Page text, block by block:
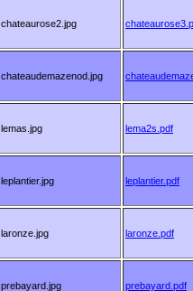
chateaurose2.jpg
chateaudemazenod.jpg
lemas.jpg lema2s.pdf
leplantier.jpg leplantier.pdf
laronze.jpg laronze.pdf
prebayard.jpg prebayard.pdf